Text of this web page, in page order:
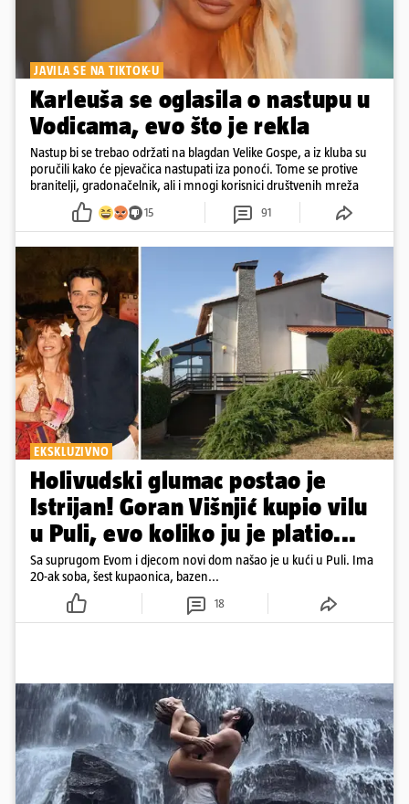
JAVILA SE NA TIKTOK-U
Karleuša se oglasila o nastupu u
Vodicama, evo što je rekla
Nastup bi se trebao održati na blagdan Velike Gospe, a iz kluba su
poručili kako će pjevačica nastupati iza ponoći. Tome se protive
branitelji, gradonačelnik, ali i mnogi korisnici društvenih mreža
15 91
EKSKLUZIVNO
Holivudski glumac postao je
Istrijan! Goran Višnjić kupio vilu
u Puli, evo koliko ju je platio...
Sa suprugom Evom i djecom novi dom našao je u kući u Puli. Ima
20-ak soba, šest kupaonica, bazen...
18